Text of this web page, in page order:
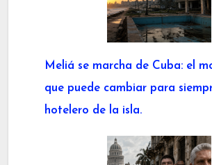
Meliá se marcha de Cuba: el
que puede cambiar para
hotelero de la isla.